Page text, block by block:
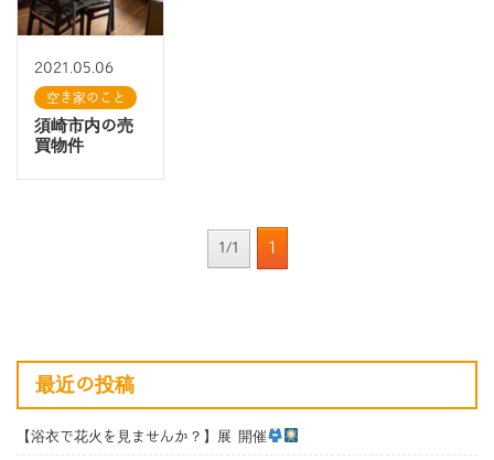
2021.05.06
空き家のこと
須崎市内の売
買物件
1/1 1
最近の投稿
【浴衣で花火を見ませんか？】展 開催